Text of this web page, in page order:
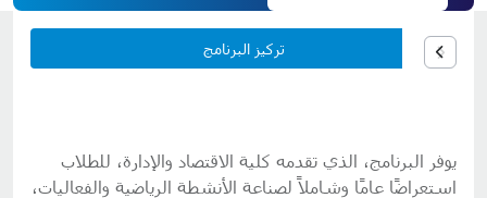
تركيز البرنامج
يوفر البرنامج، الذي تقدمه كلية الاقتصاد والإدارة، للطلاب
استعراضًا عامًا وشاملاً لصناعة الأنشطة الرياضية والفعاليات،